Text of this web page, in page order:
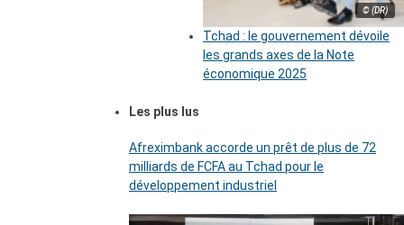
© (DR)
Tchad : le gouvernement dévoile
les grands axes de la Note
économique 2025
Les plus lus
Afreximbank accorde un prêt de plus de 72
milliards de FCFA au Tchad pour le
développement industriel